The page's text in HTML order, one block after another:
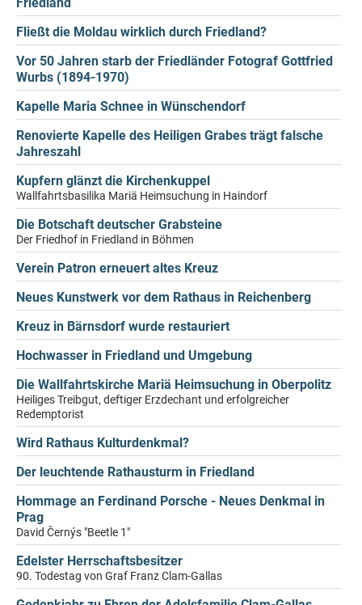
Fließt die Moldau wirklich durch Friedland?
Vor 50 Jahren starb der Friedländer Fotograf Gottfried
Wurbs (1894-1970)
Kapelle Maria Schnee in Wünschendorf
Renovierte Kapelle des Heiligen Grabes trägt falsche
Jahreszahl
Kupfern glänzt die Kirchenkuppel
Wallfahrtsbasilika Mariä Heimsuchung in Haindorf
Die Botschaft deutscher Grabsteine
Der Friedhof in Friedland in Böhmen
Verein Patron erneuert altes Kreuz
Neues Kunstwerk vor dem Rathaus in Reichenberg
Kreuz in Bärnsdorf wurde restauriert
Hochwasser in Friedland und Umgebung
Die Wallfahrtskirche Mariä Heimsuchung in Oberpolitz
Heiliges Treibgut, deftiger Erzdechant und erfolgreicher
Redemptorist
Wird Rathaus Kulturdenkmal?
Der leuchtende Rathausturm in Friedland
Hommage an Ferdinand Porsche - Neues Denkmal in
Prag
David Černýs "Beetle 1"
Edelster Herrschaftsbesitzer
90. Todestag von Graf Franz Clam-Gallas